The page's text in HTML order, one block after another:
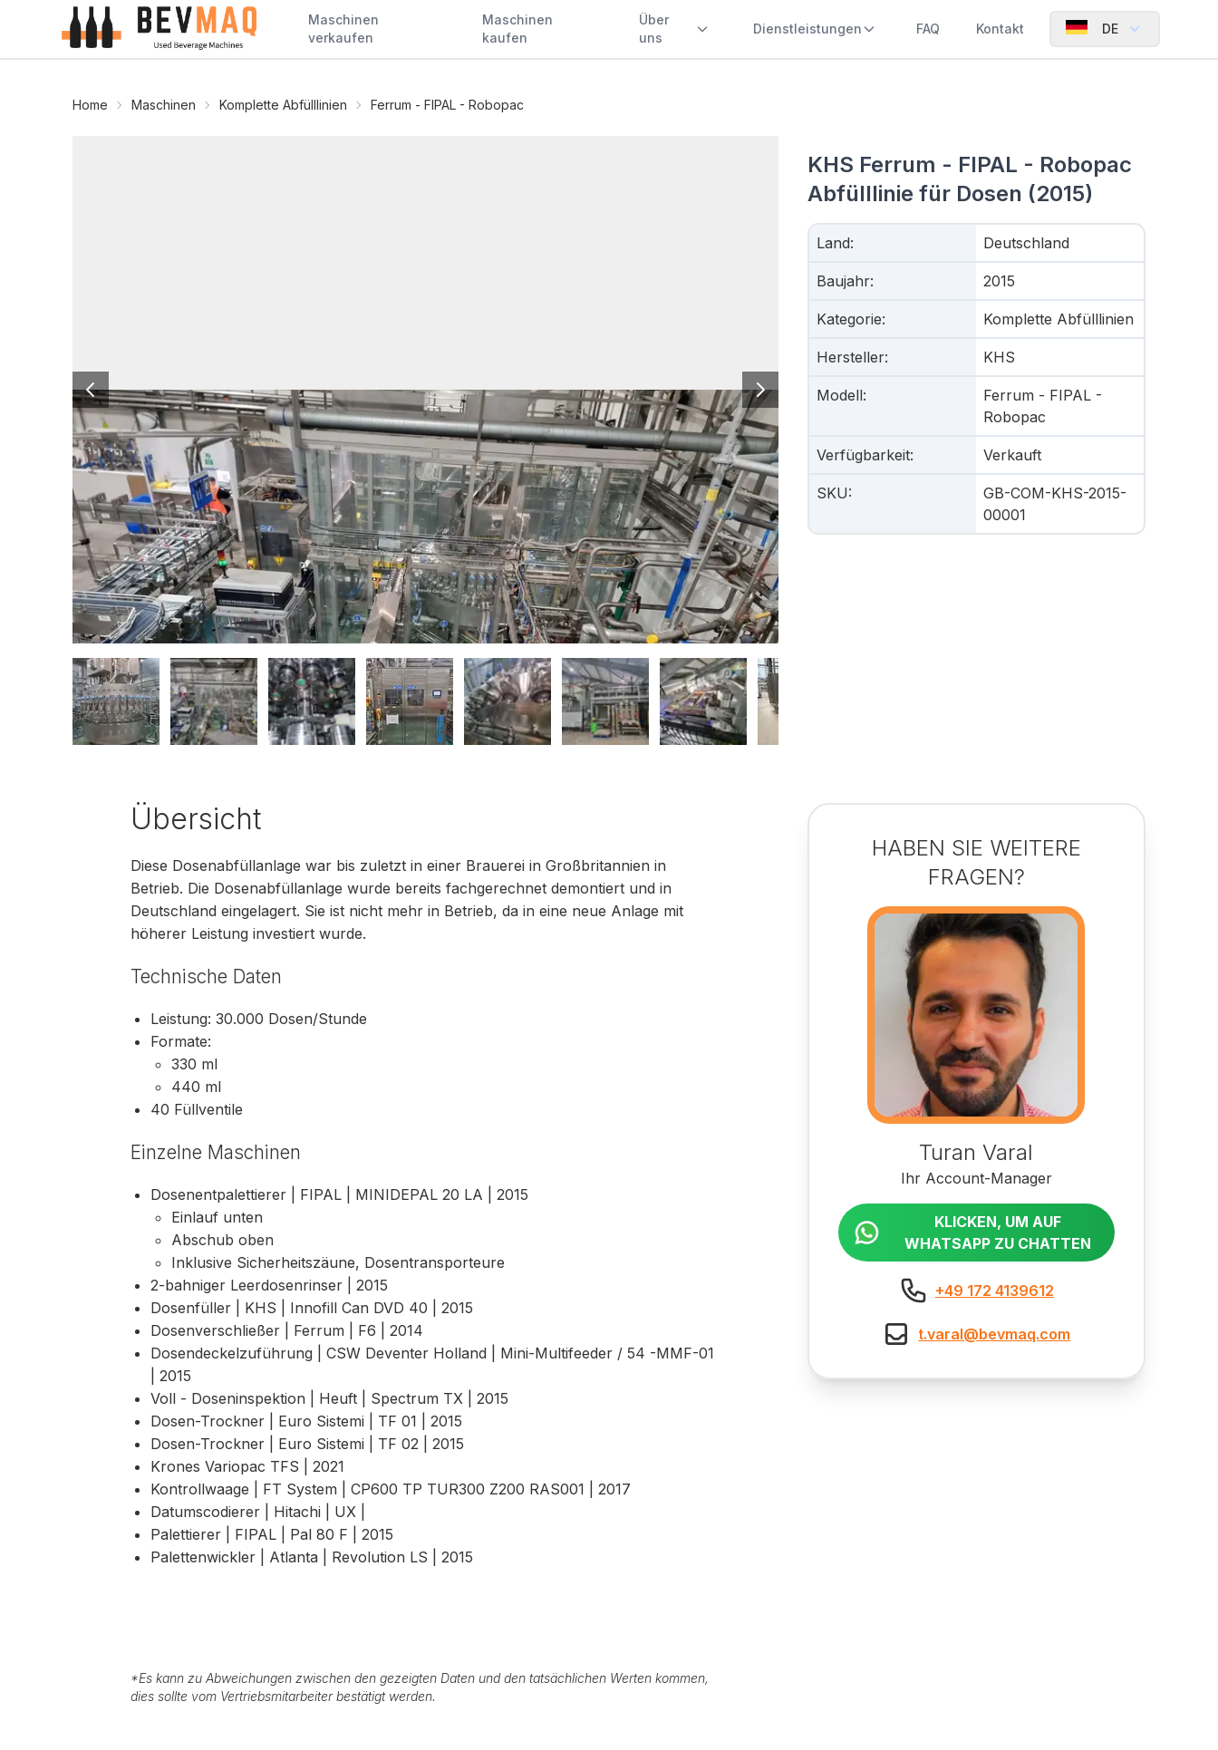
Maschinen
verkaufen
Maschinen
kaufen
Über
uns
Dienstleistungen FAQ Kontakt DE
Home Maschinen Komplette Abfülllinien Ferrum - FIPAL - Robopac
KHS Ferrum - FIPAL - Robopac
Abfülllinie für Dosen (2015)
Land: Deutschland
Baujahr: 2015
Kategorie: Komplette Abfülllinien
Hersteller: KHS
Modell:
Ferrum - FIPAL -
Robopac
Verfügbarkeit: Verkauft
SKU:
GB-COM-KHS-2015-
00001
Übersicht
Diese Dosenabfüllanlage war bis zuletzt in einer Brauerei in Großbritannien in
Betrieb. Die Dosenabfüllanlage wurde bereits fachgerechnet demontiert und in
Deutschland eingelagert. Sie ist nicht mehr in Betrieb, da in eine neue Anlage mit
höherer Leistung investiert wurde.
Technische Daten
Leistung: 30.000 Dosen/Stunde
Formate:
330 ml
440 ml
40 Füllventile
Einzelne Maschinen
Dosenentpalettierer | FIPAL | MINIDEPAL 20 LA | 2015
Einlauf unten
Abschub oben
Inklusive Sicherheitszäune, Dosentransporteure
2-bahniger Leerdosenrinser | 2015
Dosenfüller | KHS | Innofill Can DVD 40 | 2015
Dosenverschließer | Ferrum | F6 | 2014
Dosendeckelzuführung | CSW Deventer Holland | Mini-Multifeeder / 54 -MMF-01
| 2015
Voll - Doseninspektion | Heuft | Spectrum TX | 2015
Dosen-Trockner | Euro Sistemi | TF 01 | 2015
Dosen-Trockner | Euro Sistemi | TF 02 | 2015
Krones Variopac TFS | 2021
Kontrollwaage | FT System | CP600 TP TUR300 Z200 RAS001 | 2017
Datumscodierer | Hitachi | UX |
Palettierer | FIPAL | Pal 80 F | 2015
Palettenwickler | Atlanta | Revolution LS | 2015
*Es kann zu Abweichungen zwischen den gezeigten Daten und den tatsächlichen Werten kommen,
dies sollte vom Vertriebsmitarbeiter bestätigt werden.
HABEN SIE WEITERE
FRAGEN?
Turan Varal
Ihr Account-Manager
KLICKEN, UM AUF
WHATSAPP ZU CHATTEN
+49 172 4139612
t.varal@bevmaq.com